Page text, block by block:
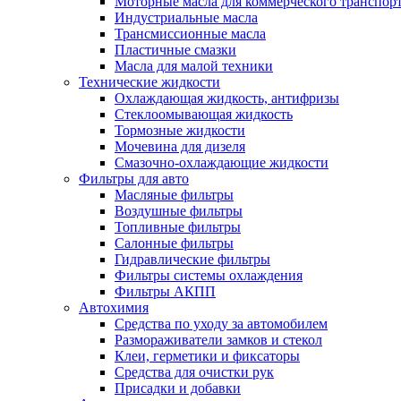
Индустриальные масла
Трансмиссионные масла
Пластичные смазки
Масла для малой техники
Технические жидкости
Охлаждающая жидкость, антифризы
Стеклоомывающая жидкость
Тормозные жидкости
Мочевина для дизеля
Смазочно-охлаждающие жидкости
Фильтры для авто
Масляные фильтры
Воздушные фильтры
Топливные фильтры
Салонные фильтры
Гидравлические фильтры
Фильтры системы охлаждения
Фильтры АКПП
Автохимия
Средства по уходу за автомобилем
Размораживатели замков и стекол
Клеи, герметики и фиксаторы
Средства для очистки рук
Присадки и добавки